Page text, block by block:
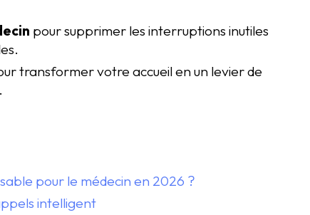
pour supprimer les interruptions inutiles
transformer votre accueil en un levier de
pour le médecin en 2026 ?
intelligent